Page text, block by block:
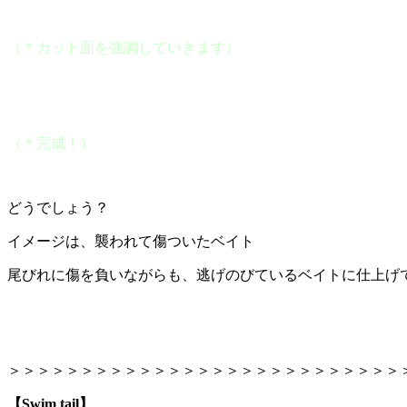
（＊カット面を強調していきます）
（＊完成！）
どうでしょう？
イメージは、襲われて傷ついたベイト
尾びれに傷を負いながらも、逃げのびているベイトに仕上げ
＞＞＞＞＞＞＞＞＞＞＞＞＞＞＞＞＞＞＞＞＞＞＞＞＞＞＞